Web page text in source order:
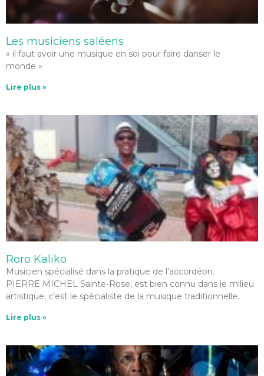
Les musiciens saléens
« il faut avoir une musique en soi pour faire danser le
monde »
Lire plus »
Roro Kaliko
Musicien spécialisé dans la pratique de l’accordéon.
PIERRE MICHEL Sainte-Rose, est bien connu dans le milieu
artistique, c’est le spécialiste de la musique traditionnelle.
Lire plus »